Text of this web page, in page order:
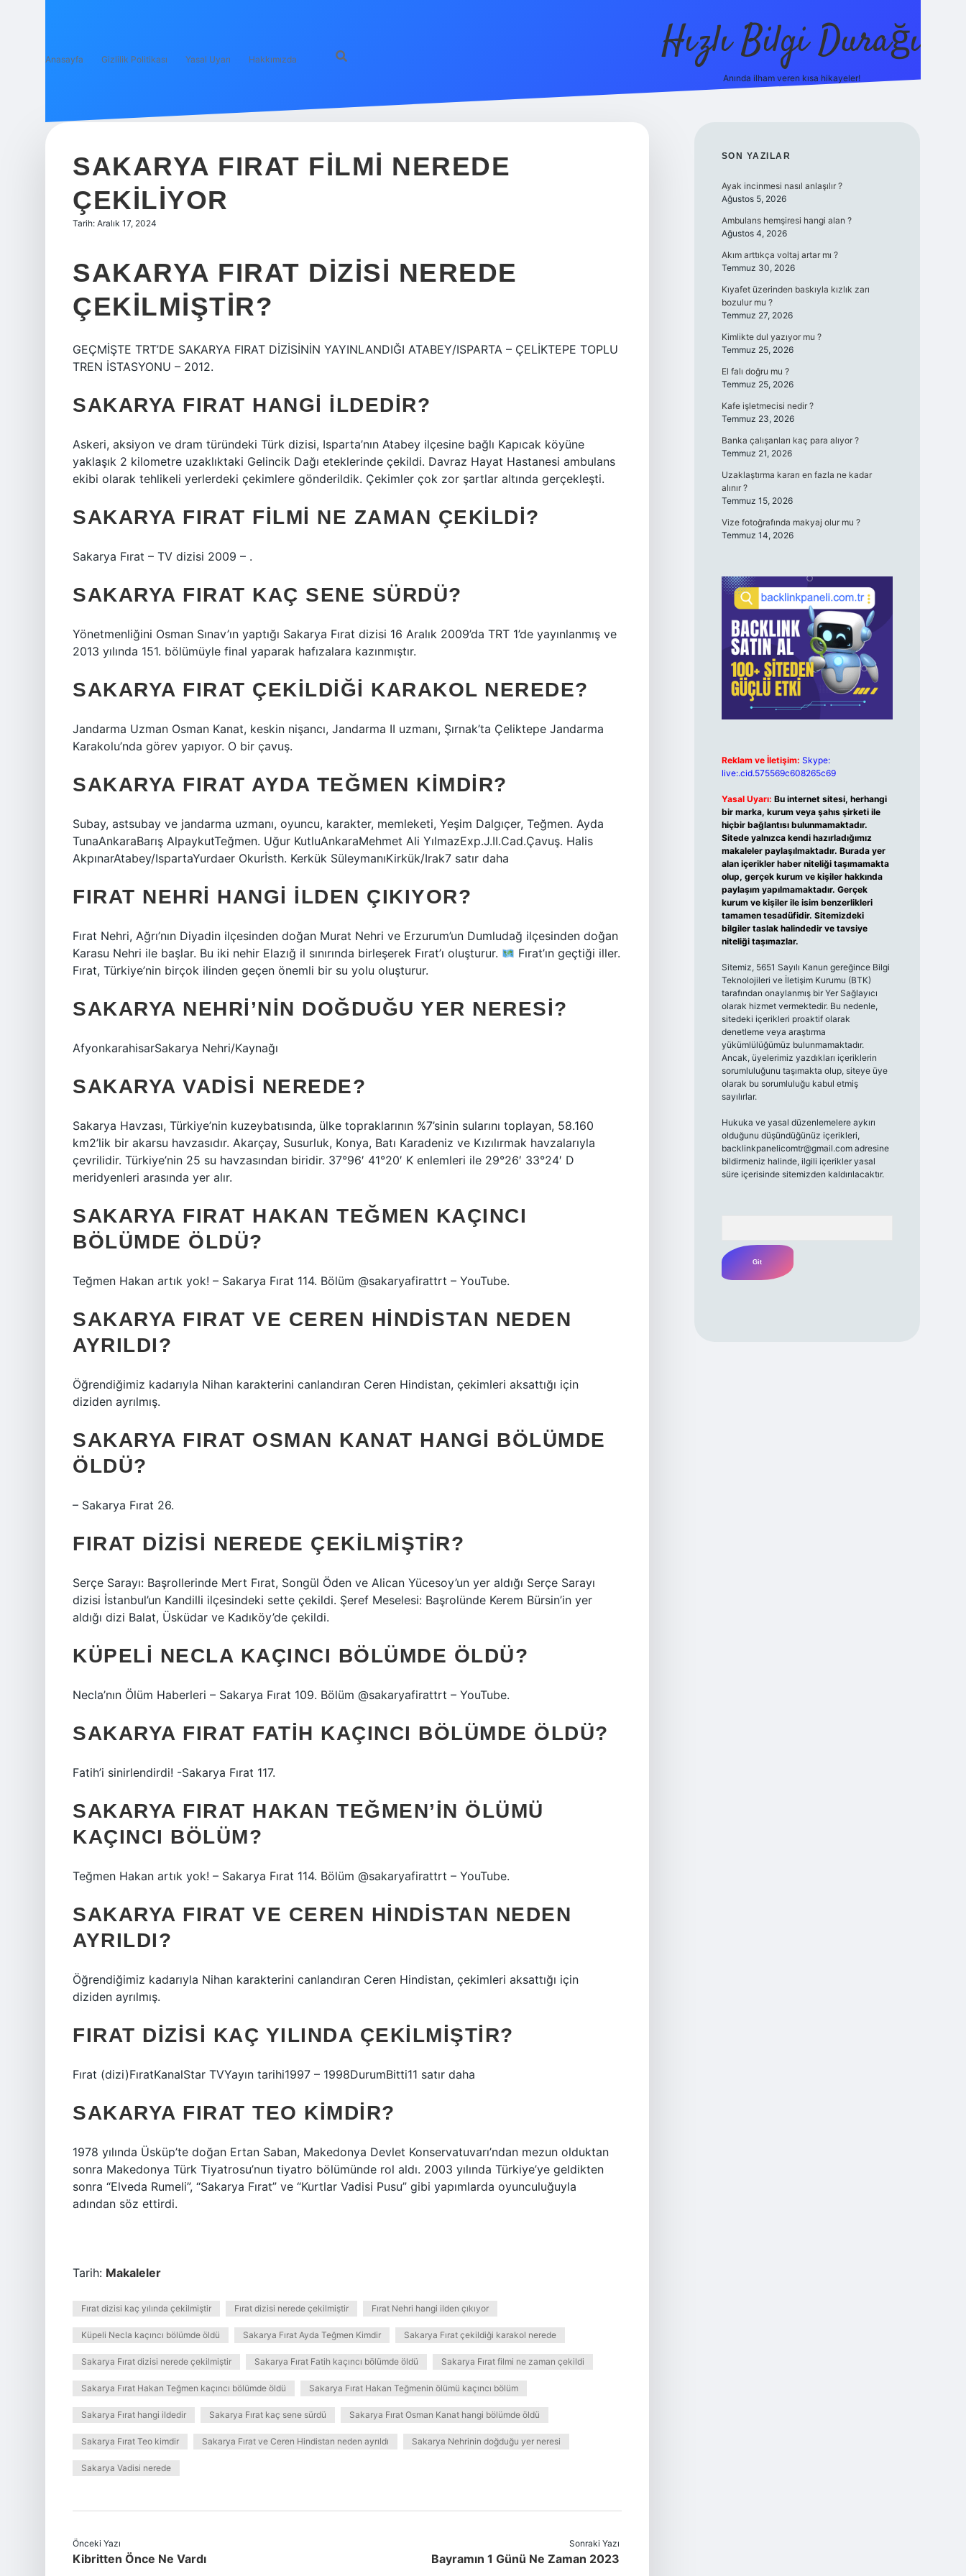
Anasayfa Gizlilik Politikası Yasal Uyarı Hakkımızda Hızlı Bilgi Durağı
Anında ilham veren kısa hikayeler!
SAKARYA FIRAT FILMI NEREDE
ÇEKILIYOR
Tarih: Aralık 17, 2024
SAKARYA FIRAT DIZISI NEREDE
ÇEKILMIŞTIR?
GEÇMİŞTE TRT’DE SAKARYA FIRAT DİZİSİNİN YAYINLANDIĞI ATABEY/ISPARTA – ÇELİKTEPE TOPLU
TREN İSTASYONU – 2012.
SAKARYA FIRAT HANGI ILDEDIR?
Askeri, aksiyon ve dram türündeki Türk dizisi, Isparta’nın Atabey ilçesine bağlı Kapıcak köyüne
yaklaşık 2 kilometre uzaklıktaki Gelincik Dağı eteklerinde çekildi. Davraz Hayat Hastanesi ambulans
ekibi olarak tehlikeli yerlerdeki çekimlere gönderildik. Çekimler çok zor şartlar altında gerçekleşti.
SAKARYA FIRAT FILMI NE ZAMAN ÇEKILDI?
Sakarya Fırat – TV dizisi 2009 – .
SAKARYA FIRAT KAÇ SENE SÜRDÜ?
Yönetmenliğini Osman Sınav’ın yaptığı Sakarya Fırat dizisi 16 Aralık 2009’da TRT 1’de yayınlanmış ve
2013 yılında 151. bölümüyle final yaparak hafızalara kazınmıştır.
SAKARYA FIRAT ÇEKILDIĞI KARAKOL NEREDE?
Jandarma Uzman Osman Kanat, keskin nişancı, Jandarma II uzmanı, Şırnak’ta Çeliktepe Jandarma
Karakolu’nda görev yapıyor. O bir çavuş.
SAKARYA FIRAT AYDA TEĞMEN KIMDIR?
Subay, astsubay ve jandarma uzmanı, oyuncu, karakter, memleketi, Yeşim Dalgıçer, Teğmen. Ayda
TunaAnkaraBarış AlpaykutTeğmen. Uğur KutluAnkaraMehmet Ali YılmazExp.J.II.Cad.Çavuş. Halis
AkpınarAtabey/IspartaYurdaer Okurİsth. Kerkük SüleymanıKirkük/Irak7 satır daha
FIRAT NEHRI HANGI ILDEN ÇIKIYOR?
Fırat Nehri, Ağrı’nın Diyadin ilçesinden doğan Murat Nehri ve Erzurum’un Dumludağ ilçesinden doğan
Karasu Nehri ile başlar. Bu iki nehir Elazığ il sınırında birleşerek Fırat’ı oluşturur.
Fırat’ın geçtiği iller.
Fırat, Türkiye’nin birçok ilinden geçen önemli bir su yolu oluşturur.
SAKARYA NEHRI’NIN DOĞDUĞU YER NERESI?
AfyonkarahisarSakarya Nehri/Kaynağı
SAKARYA VADISI NEREDE?
Sakarya Havzası, Türkiye’nin kuzeybatısında, ülke topraklarının %7’sinin sularını toplayan, 58.160
km2’lik bir akarsu havzasıdır. Akarçay, Susurluk, Konya, Batı Karadeniz ve Kızılırmak havzalarıyla
çevrilidir. Türkiye’nin 25 su havzasından biridir. 37°96′ 41°20′ K enlemleri ile 29°26′ 33°24′ D
meridyenleri arasında yer alır.
SAKARYA FIRAT HAKAN TEĞMEN KAÇINCI
BÖLÜMDE ÖLDÜ?
Teğmen Hakan artık yok! – Sakarya Fırat 114. Bölüm @sakaryafirattrt – YouTube.
SAKARYA FIRAT VE CEREN HINDISTAN NEDEN
AYRILDI?
Öğrendiğimiz kadarıyla Nihan karakterini canlandıran Ceren Hindistan, çekimleri aksattığı için
diziden ayrılmış.
SAKARYA FIRAT OSMAN KANAT HANGI BÖLÜMDE
ÖLDÜ?
– Sakarya Fırat 26.
FIRAT DIZISI NEREDE ÇEKILMIŞTIR?
Serçe Sarayı: Başrollerinde Mert Fırat, Songül Öden ve Alican Yücesoy’un yer aldığı Serçe Sarayı
dizisi İstanbul’un Kandilli ilçesindeki sette çekildi. Şeref Meselesi: Başrolünde Kerem Bürsin’in yer
aldığı dizi Balat, Üsküdar ve Kadıköy’de çekildi.
KÜPELI NECLA KAÇINCI BÖLÜMDE ÖLDÜ?
Necla’nın Ölüm Haberleri – Sakarya Fırat 109. Bölüm @sakaryafirattrt – YouTube.
SAKARYA FIRAT FATIH KAÇINCI BÖLÜMDE ÖLDÜ?
Fatih’i sinirlendirdi! -Sakarya Fırat 117.
SAKARYA FIRAT HAKAN TEĞMEN’IN ÖLÜMÜ
KAÇINCI BÖLÜM?
Teğmen Hakan artık yok! – Sakarya Fırat 114. Bölüm @sakaryafirattrt – YouTube.
SAKARYA FIRAT VE CEREN HINDISTAN NEDEN
AYRILDI?
Öğrendiğimiz kadarıyla Nihan karakterini canlandıran Ceren Hindistan, çekimleri aksattığı için
diziden ayrılmış.
FIRAT DIZISI KAÇ YILINDA ÇEKILMIŞTIR?
Fırat (dizi)FıratKanalStar TVYayın tarihi1997 – 1998DurumBitti11 satır daha
SAKARYA FIRAT TEO KIMDIR?
1978 yılında Üsküp’te doğan Ertan Saban, Makedonya Devlet Konservatuvarı’ndan mezun olduktan
sonra Makedonya Türk Tiyatrosu’nun tiyatro bölümünde rol aldı. 2003 yılında Türkiye’ye geldikten
sonra “Elveda Rumeli”, “Sakarya Fırat” ve “Kurtlar Vadisi Pusu” gibi yapımlarda oyunculuğuyla
adından söz ettirdi.
Tarih: Makaleler
Fırat dizisi kaç yılında çekilmiştir Fırat dizisi nerede çekilmiştir Fırat Nehri hangi ilden çıkıyor
Küpeli Necla kaçıncı bölümde öldü Sakarya Fırat Ayda Teğmen Kimdir Sakarya Fırat çekildiği karakol nerede
Sakarya Fırat dizisi nerede çekilmiştir Sakarya Fırat Fatih kaçıncı bölümde öldü Sakarya Fırat filmi ne zaman çekildi
Sakarya Fırat Hakan Teğmen kaçıncı bölümde öldü Sakarya Fırat Hakan Teğmenin ölümü kaçıncı bölüm
Sakarya Fırat hangi ildedir Sakarya Fırat kaç sene sürdü Sakarya Fırat Osman Kanat hangi bölümde öldü
Sakarya Fırat Teo kimdir Sakarya Fırat ve Ceren Hindistan neden ayrıldı Sakarya Nehrinin doğduğu yer neresi
Sakarya Vadisi nerede
Önceki Yazı
Kibritten Önce Ne Vardı
Sonraki Yazı
Bayramın 1 Günü Ne Zaman 2023
SIDEBAR
SON YAZILAR
Ayak incinmesi nasıl anlaşılır ?
Ağustos 5, 2026
Ambulans hemşiresi hangi alan ?
Ağustos 4, 2026
Akım arttıkça voltaj artar mı ?
Temmuz 30, 2026
Kıyafet üzerinden baskıyla kızlık zarı
bozulur mu ?
Temmuz 27, 2026
Kimlikte dul yazıyor mu ?
Temmuz 25, 2026
El falı doğru mu ?
Temmuz 25, 2026
Kafe işletmecisi nedir ?
Temmuz 23, 2026
Banka çalışanları kaç para alıyor ?
Temmuz 21, 2026
Uzaklaştırma kararı en fazla ne kadar
alınır ?
Temmuz 15, 2026
Vize fotoğrafında makyaj olur mu ?
Temmuz 14, 2026
Reklam ve İletişim: Skype:
live:.cid.575569c608265c69
Yasal Uyarı: Bu internet sitesi, herhangi
bir marka, kurum veya şahıs şirketi ile
hiçbir bağlantısı bulunmamaktadır.
Sitede yalnızca kendi hazırladığımız
makaleler paylaşılmaktadır. Burada yer
alan içerikler haber niteliği taşımamakta
olup, gerçek kurum ve kişiler hakkında
paylaşım yapılmamaktadır. Gerçek
kurum ve kişiler ile isim benzerlikleri
tamamen tesadüfidir. Sitemizdeki
bilgiler taslak halindedir ve tavsiye
niteliği taşımazlar.
Sitemiz, 5651 Sayılı Kanun gereğince Bilgi
Teknolojileri ve İletişim Kurumu (BTK)
tarafından onaylanmış bir Yer Sağlayıcı
olarak hizmet vermektedir. Bu nedenle,
sitedeki içerikleri proaktif olarak
denetleme veya araştırma
yükümlülüğümüz bulunmamaktadır.
Ancak, üyelerimiz yazdıkları içeriklerin
sorumluluğunu taşımakta olup, siteye üye
olarak bu sorumluluğu kabul etmiş
sayılırlar.
Hukuka ve yasal düzenlemelere aykırı
olduğunu düşündüğünüz içerikleri,
backlinkpanelicomtr@gmail.comadresine
bildirmeniz halinde, ilgili içerikler yasal
süre içerisinde sitemizden kaldırılacaktır.